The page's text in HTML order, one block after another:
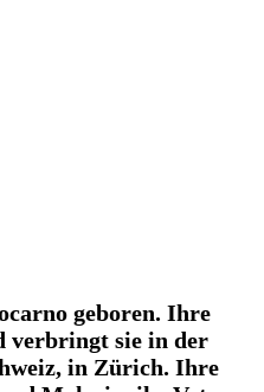
geboren. Ihre
verbringt sie in der
in Zürich. Ihre